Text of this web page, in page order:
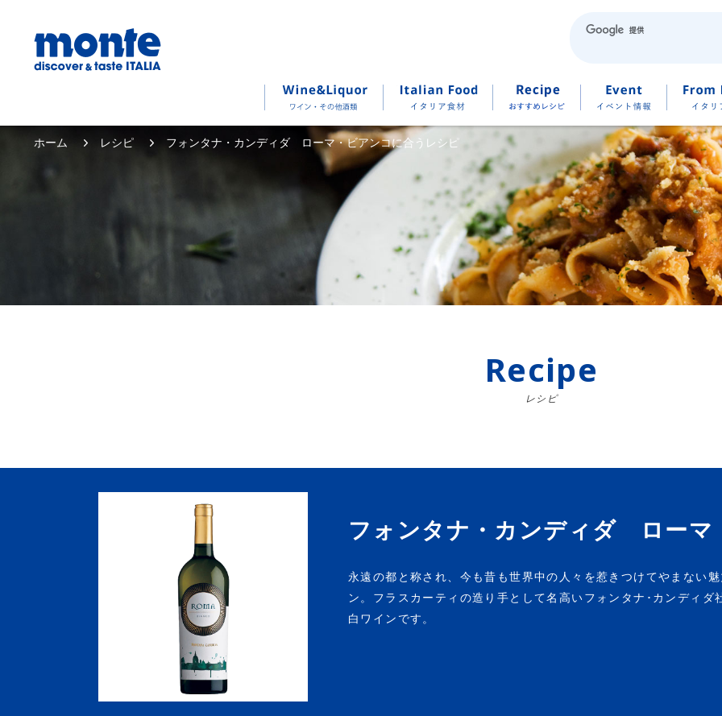
ホーム レシピ フォンタナ・カンディダ ローマ・ビアンコに合うレシピ
Recipe
レシピ
フォンタナ・カンディダ ローマ
永遠の都と称され、今も昔も世界中の人々を惹きつけてやまない
ン。フラスカーティの造り手として名高いフォンタナ･カンディ
白ワインです。